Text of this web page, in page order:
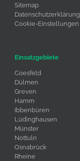
Sitemap
Datenschutzerklärung
Cookie-Einstellungen
Einsatzgebiete
Coesfeld
Dülmen
Greven
Hamm
Ibbenbüren
Lüdinghausen
Münster
Nottuln
Osnabrück
Rheine